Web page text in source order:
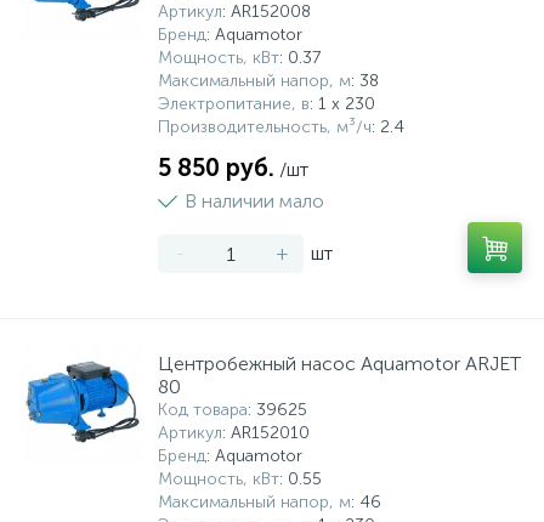
Артикул: AR152008
Бренд: Aquamotor
Мощность, кВт: 0.37
Максимальный напор, м: 38
Электропитание, в: 1 x 230
Производительность, м³/ч: 2.4
5 850 руб. /шт
В наличии мало
- + шт
Центробежный насос Aquamotor ARJET
80
Код товара: 39625
Артикул: AR152010
Бренд: Aquamotor
Мощность, кВт: 0.55
Максимальный напор, м: 46